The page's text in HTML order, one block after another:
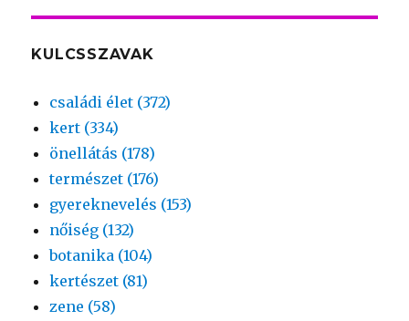
KULCSSZAVAK
családi élet (372)
kert (334)
önellátás (178)
természet (176)
gyereknevelés (153)
nőiség (132)
botanika (104)
kertészet (81)
zene (58)